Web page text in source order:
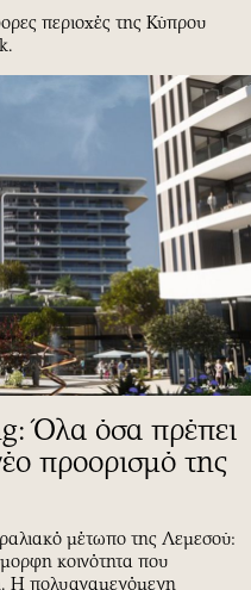
περιοχές της Κύπρου
Όλα όσα πρέπει
προορισμό της
μέτωπο της Λεμεσού:
κοινότητα που
Η πολυαναμενόμενη